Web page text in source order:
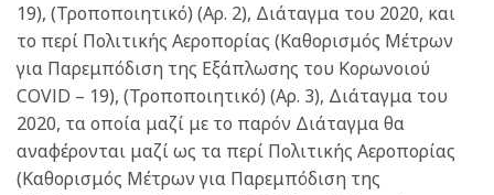
19), (Τροποποιητικό) (Αρ. 2), Διάταγμα του 2020, και
το περί Πολιτικής Αεροπορίας (Καθορισμός Μέτρων
για Παρεμπόδιση της Εξάπλωσης του Κορωνοιού
COVlD – 19), (Τροποποιητικό) (Αρ. 3), Διάταγμα του
2020, τα οποία μαζί με το παρόν Διάταγμα θα
αναφέρονται μαζί ως τα περί Πολιτικής Αεροπορίας
(Καθορισμός Μέτρων για Παρεμπόδιση της